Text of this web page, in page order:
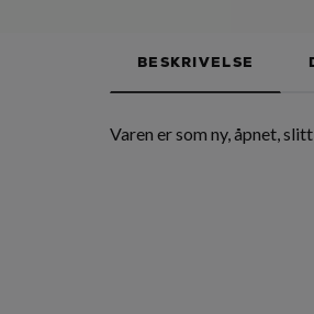
BESKRIVELSE
Varen er som ny, åpnet,